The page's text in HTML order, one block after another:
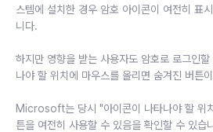
스템에 설치한 경우 암호 아이콘이 여전히 표
니다.
하지만 영향을 받는 사용자도 암호로 로그인
나야 할 위치에 마우스를 올리면 숨겨진 버튼
Microsoft는 당시 "아이콘이 나타나야 할 위
튼을 여전히 사용할 수 있음을 확인할 수 있습